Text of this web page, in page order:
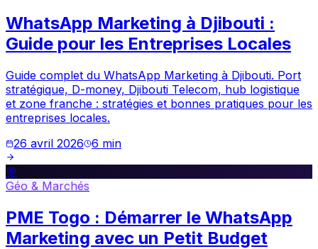
WhatsApp Marketing à Djibouti :
Guide pour les Entreprises Locales
Guide complet du WhatsApp Marketing à Djibouti. Port
stratégique, D-money, Djibouti Telecom, hub logistique
et zone franche : stratégies et bonnes pratiques pour les
entreprises locales.
26 avril 2026 6 min
💬
Géo & Marchés
PME Togo : Démarrer le WhatsApp
Marketing avec un Petit Budget